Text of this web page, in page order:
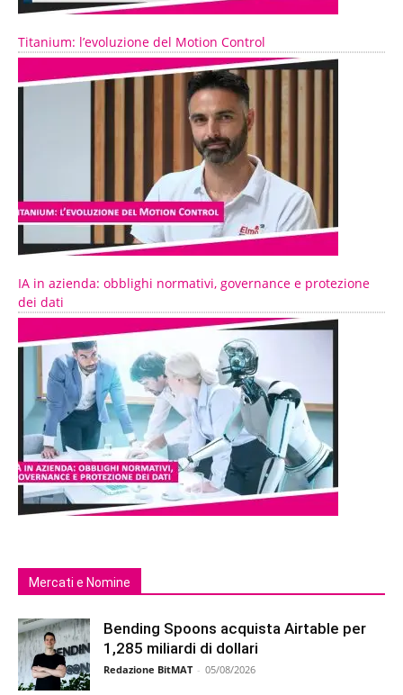
Titanium: l’evoluzione del Motion Control
IA in azienda: obblighi normativi, governance e protezione
dei dati
Mercati e Nomine
Bending Spoons acquista Airtable per
1,285 miliardi di dollari
Redazione BitMAT - 05/08/2026